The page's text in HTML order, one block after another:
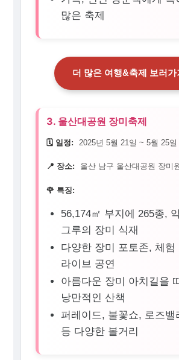
많은 축제
더 많은 여행&축제 보러가
3. 울산대공원 장미축제
🗓️ 일정: 2025년 5월 21일 ~ 5월 25일
📍 장소: 울산 남구 울산대공원 장미
🌹 특징:
56,174㎡ 부지에 265종,
그루의 장미 식재
다양한 장미 포토존, 체험
라이브 공연
아름다운 장미 아치길을
낭만적인 산책
퍼레이드, 불꽃쇼, 로즈밸
등 다양한 볼거리